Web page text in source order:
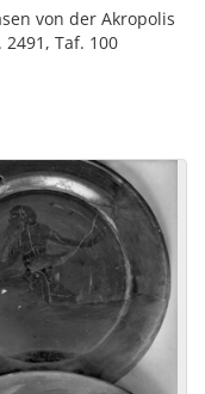
von der Akropolis
Taf. 100